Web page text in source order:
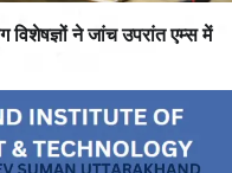
विशेषज्ञों ने जांच उपरांत एम्स में